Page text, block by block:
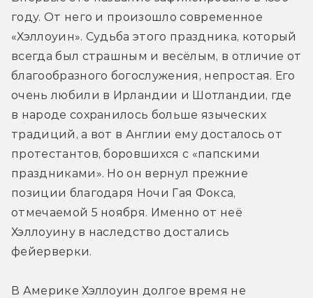
году. От него и произошло современное
«Хэллоуин». Судьба этого праздника, который
всегда был страшным и весёлым, в отличие от
благообразного богослужения, непростая. Его
очень любили в Ирландии и Шотландии, где
в народе сохранилось больше языческих
традиций, а вот в Англии ему досталось от
протестантов, боровшихся с «папскими
праздниками». Но он вернул прежние
позиции благодаря Ночи Гая Фокса,
отмечаемой 5 ноября. Именно от неё
Хэллоуину в наследство достались
фейерверки.
В Америке Хэллоуин долгое время не